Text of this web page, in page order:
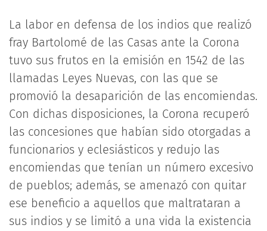
La labor en defensa de los indios que realizó
fray Bartolomé de las Casas ante la Corona
tuvo sus frutos en la emisión en 1542 de las
llamadas Leyes Nuevas, con las que se
promovió la desaparición de las encomiendas.
Con dichas disposiciones, la Corona recuperó
las concesiones que habían sido otorgadas a
funcionarios y eclesiásticos y redujo las
encomiendas que tenían un número excesivo
de pueblos; además, se amenazó con quitar
ese beneficio a aquellos que maltrataran a
sus indios y se limitó a una vida la existencia